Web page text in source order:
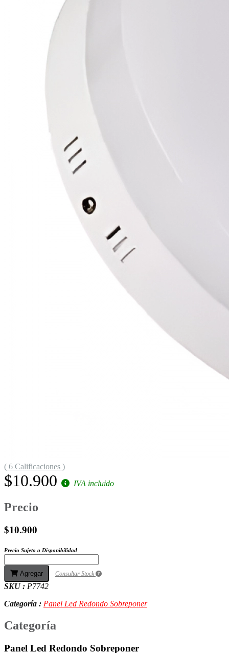
( 6 Calificaciones )
$10.900 IVA incluido
Precio
$10.900
Precio Sujeto a Disponibilidad
Agregar Consultar Stock
SKU : P7742
Categoría : Panel Led Redondo Sobreponer
Categoría
Panel Led Redondo Sobreponer